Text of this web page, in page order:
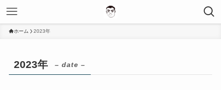
ホーム 2023年
2023年 – date –